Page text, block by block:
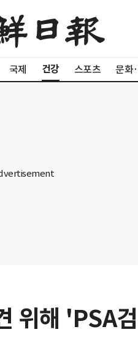
국제 건강 스포츠 문화
위해 'PSA